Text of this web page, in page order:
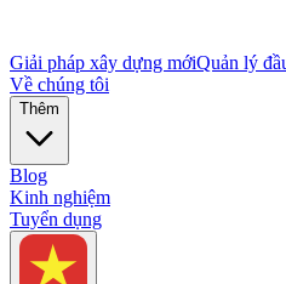
Giải pháp xây dựng mớiQuản lý
Về chúng tôi
Thêm
Blog
Kinh nghiệm
Tuyển dụng